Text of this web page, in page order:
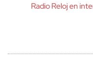
Radio Reloj en